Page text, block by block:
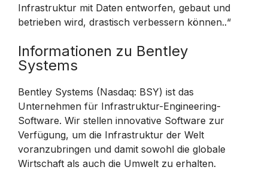
Infrastruktur mit Daten entworfen, gebaut und
betrieben wird, drastisch verbessern können..“
Informationen zu Bentley
Systems
Bentley Systems (Nasdaq: BSY) ist das
Unternehmen für Infrastruktur-Engineering-
Software. Wir stellen innovative Software zur
Verfügung, um die Infrastruktur der Welt
voranzubringen und damit sowohl die globale
Wirtschaft als auch die Umwelt zu erhalten.